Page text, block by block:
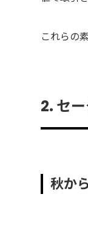
これらの
2. セ
秋か